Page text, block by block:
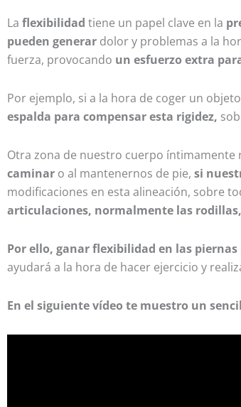
La flexibilidad tiene un papel clave en la
pueden generar dolor y problemas a la
fuerza, provocando un esfuerzo extra
Por ejemplo, si a la hora de coger un
espalda para compensar esta rigidez,
Otra zona de nuestro cuerpo íntimamente
caminar o al mantenernos de pie, si
modificaciones en esta alineación, sobre
articulaciones, normalmente las
Por ello, ganar flexibilidad en las
ayudará a la hora de hacer ejercicio y
En el siguiente vídeo te muestro un